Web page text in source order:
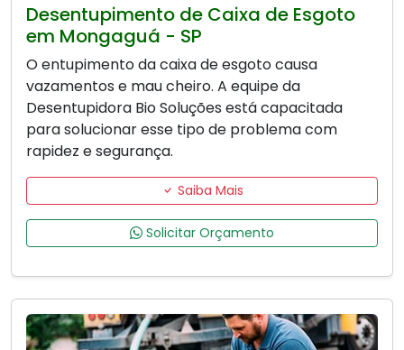
Desentupimento de Caixa de Esgoto
em Mongaguá - SP
O entupimento da caixa de esgoto causa
vazamentos e mau cheiro. A equipe da
Desentupidora Bio Soluções está capacitada
para solucionar esse tipo de problema com
rapidez e segurança.
Saiba Mais
Solicitar Orçamento